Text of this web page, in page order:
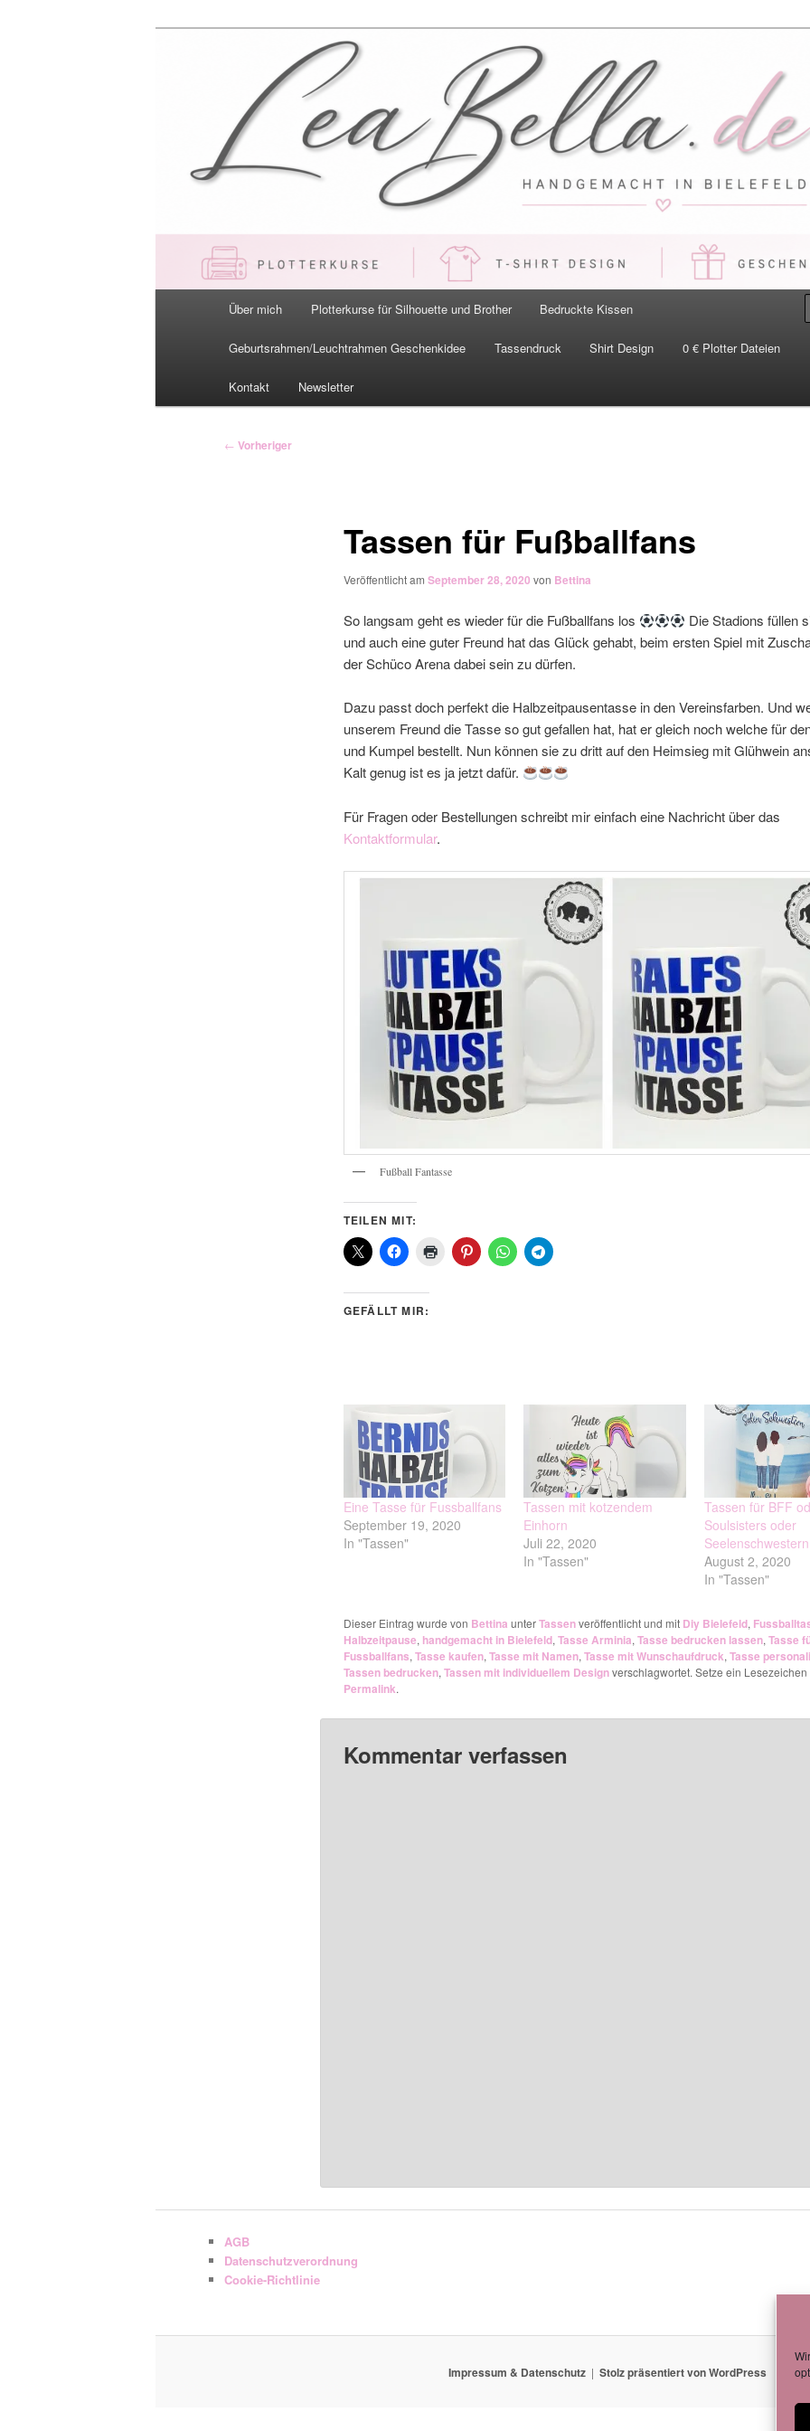
LeaBella.de – Handgemacht in Bielefeld
Über mich Plotterkurse für Silhouette und Brother Bedruckte Kissen
Geburtsrahmen/Leuchtrahmen Geschenkidee Tassendruck Shirt Design 0 € Plotter Dateien
Kontakt Newsletter
Beitragsnavigation
← Vorheriger
Tassen für Fußballfans
Veröffentlicht am September 28, 2020 von Bettina
So langsam geht es wieder für die Fußballfans los
Die Stadions füllen
und auch eine guter Freund hat das Glück gehabt, beim ersten Spiel mit
der Schüco Arena dabei sein zu dürfen.
Dazu passt doch perfekt die Halbzeitpausentasse in den Vereinsfarben. Und
unserem Freund die Tasse so gut gefallen hat, hat er gleich noch welche für
und Kumpel bestellt. Nun können sie zu dritt auf den Heimsieg mit Glühwein
Kalt genug ist es ja jetzt dafür.
Für Fragen oder Bestellungen schreibt mir einfach eine Nachricht über das
Kontaktformular.
Fußball Fantasse
TEILEN MIT:
GEFÄLLT MIR:
Eine Tasse für Fussballfans
September 19, 2020
In "Tassen"
Tassen mit kotzendem
Einhorn
Juli 22, 2020
In "Tassen"
Tassen für BFF
Soulsisters oder
Seelenschwestern
August 2, 2020
In "Tassen"
Dieser Eintrag wurde von Bettina unterTassenveröffentlicht und mit Diy Bielefeld,
Halbzeitpause, handgemacht in Bielefeld, Tasse Arminia, Tasse bedrucken lassen, Tasse
Fussballfans, Tasse kaufen, Tasse mit Namen, Tasse mit Wunschaufdruck, Tasse
Tassen bedrucken, Tassen mit individuellem Designverschlagwortet. Setze ein Lesezeichen
Permalink.
Kommentar verfassen
AGB
Datenschutzverordnung
Cookie-Richtlinie
Impressum & Datenschutz Stolz präsentiert von WordPress